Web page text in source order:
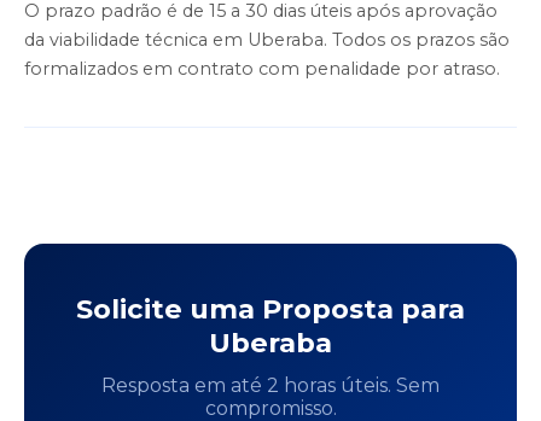
O prazo padrão é de 15 a 30 dias úteis após aprovação
da viabilidade técnica em Uberaba. Todos os prazos são
formalizados em contrato com penalidade por atraso.
Solicite uma Proposta para
Uberaba
Resposta em até 2 horas úteis. Sem
compromisso.